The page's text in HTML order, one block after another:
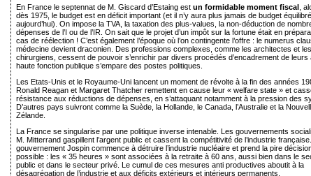
En France le septennat de M. Giscard d’Estaing est un formidable moment fiscal ,
dès 1975, le budget est en déficit important (et il n’y aura plus jamais de budget
aujourd’hui). On impose la TVA, la taxation des plus-values, la non-déduction de
dépenses de l’I ou de l’IR. On sait que le projet d’un impôt sur la fortune était en
cas de réélection ! C’est également l’époque où l’on contingente l’offre : le numerus
médecine devient draconien. Des professions complexes, comme les architectes et les
chirurgiens, cessent de pouvoir s’enrichir par divers procédés d’encadrement de leurs
haute fonction publique s’empare des postes politiques.
Les Etats-Unis et le Royaume-Uni lancent un moment de révolte à la fin des années
Ronald Reagan et Margaret Thatcher remettent en cause leur « welfare state » et
résistance aux réductions de dépenses, en s’attaquant notamment à la pression des
D’autres pays suivront comme la Suède, la Hollande, le Canada, l’Australie et la
Zélande.
La France se singularise par une politique inverse intenable. Les gouvernements
M. Mitterrand gaspillent l’argent public et cassent la compétitivité de l’industrie
gouvernement Jospin commence à détruire l’industrie nucléaire et prend la pire
possible : les « 35 heures » sont associées à la retraite à 60 ans, aussi bien dans le
public et dans le secteur privé. Le cumul de ces mesures anti productives aboutit à la
désagrégation de l’industrie et aux déficits extérieurs et intérieurs permanents.